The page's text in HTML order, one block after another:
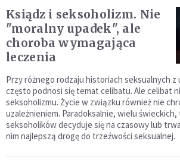
Ksiądz i seksoholizm. Nie
"moralny upadek", ale
choroba wymagająca
leczenia
Przy różnego rodzaju historiach seksualnych z
często podnosi się temat celibatu. Ale celibat
seksoholizmu. Życie w związku również nie
uzależnieniem. Paradoksalnie, wielu
seksoholików decyduje się na czasowy lub
nim najlepszą drogę do trzeźwości seksualnej.